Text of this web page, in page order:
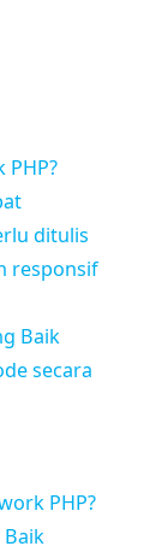
ditulis
responsif
Baik
secara
PHP?
Baik